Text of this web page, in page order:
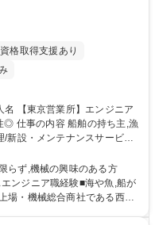
資格取得支援あり
,漁
新設・メンテナンスサービス
要な部品を用いて,補修工事
成/代金回収等の業務もお任
,移動時間は数時間です。担
らず,機械の興味のある方
ンジニア職経験■海や魚,船が